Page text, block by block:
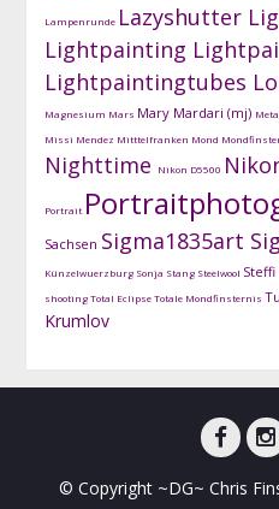
Lampenrunde Lazyshutter
Lightpainting
Lightpaintingtubes
Magnesium Mars Mary Mardari (mj)
Missi Mendez Mitttelfranken Mond
Nighttime Nikon D5500
Portrait
Sachsen Sigma1835art
Künzelwuerzburg Sonja Stang Steelwool Steffi
shootingTotal EclipseTotale Mondfinsternis
Krumlov
© Copyright ~DG~ Chris